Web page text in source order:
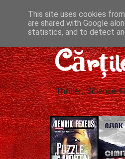
Thriller, Science-
This site uses cookies
are shared with Google
statistics, and to detect